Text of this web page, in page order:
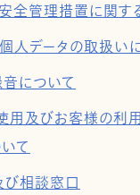
全管理措置に関す
人データの取扱い
について
及びお客様の利
て
相談窓口